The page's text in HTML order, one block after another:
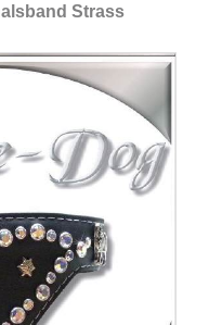
Strass